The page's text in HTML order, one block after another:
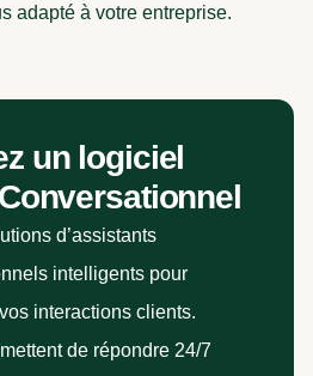
adapté à votre entreprise.
un logiciel
d’assistants
intelligents pour
interactions clients.
de répondre 24/7